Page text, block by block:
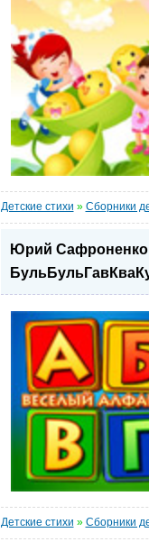
Детские стихи » Сборники
Юрий
Детские стихи » Сборники